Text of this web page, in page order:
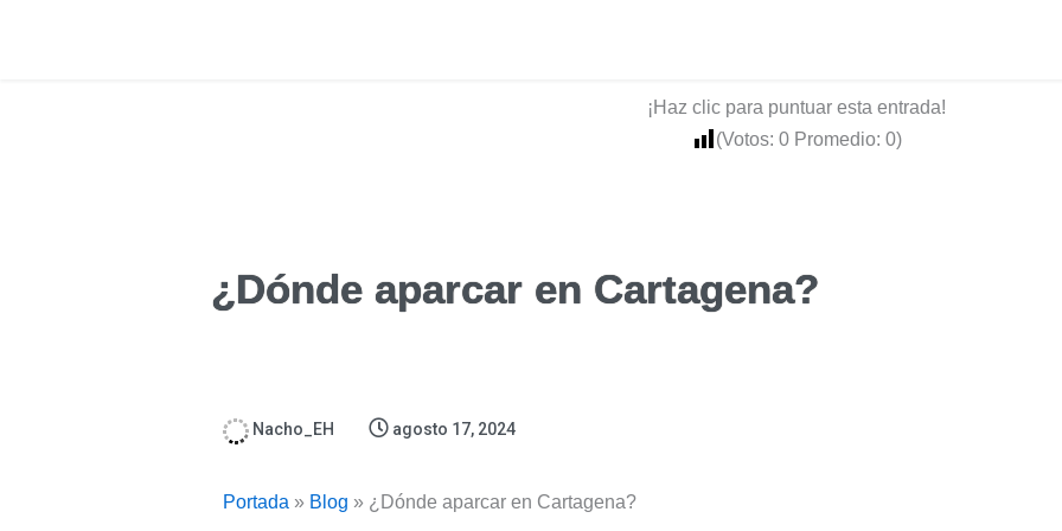
¡Haz clic para puntuar esta entrada!
(Votos: 0Promedio: 0)
¿Dónde aparcar en Cartagena?
Nacho_EH agosto 17, 2024
Portada » Blog » ¿Dónde aparcar en Cartagena?